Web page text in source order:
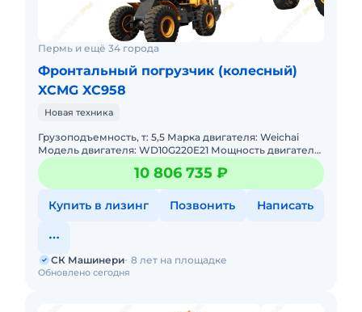
Пермь и ещё 34 города
Фронтальный погрузчик (колесный)
XCMG XC958
Новая техника
Грузоподъемность, т: 5,5 Марка двигателя: Weichai
Модель двигателя: WD10G220E21 Мощность двигателя,
л.с: 220 Мощность, кВт: 162 Эксплуатационная масса, т:
10 806 735 ₽
Купить в лизинг Позвонить Написать
Обновлено сегодня
СК Машинери 8 лет на площадке